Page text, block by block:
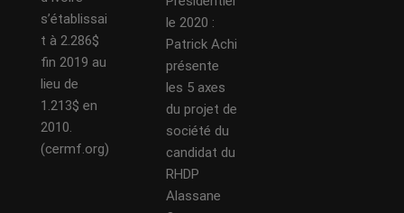
s’établissai
t à 2.286$
fin 2019 au
lieu de
1.213$ en
2010.
(cermf.org)
le 2020 :
Patrick Achi
présente
les 5 axes
du projet de
société du
candidat du
RHDP
Alassane